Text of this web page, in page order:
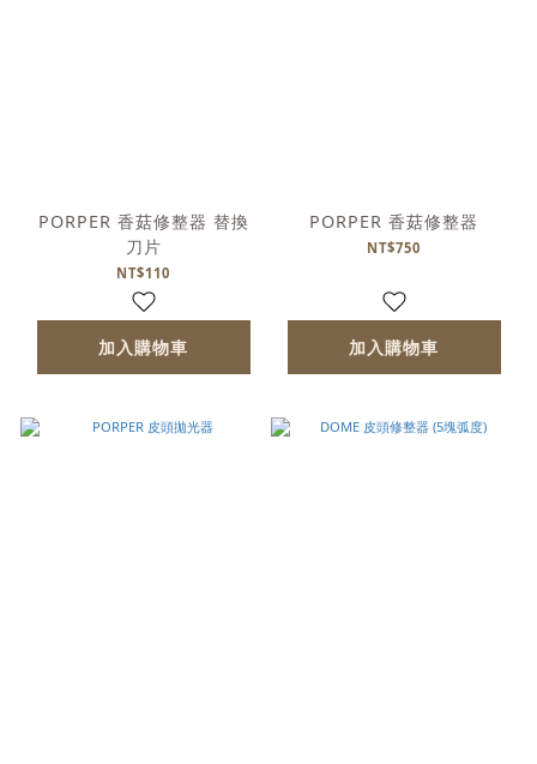
PORPER 香菇修整器 替換
刀片
NT$110
加入購物車
PORPER 香菇修整器
NT$750
加入購物車